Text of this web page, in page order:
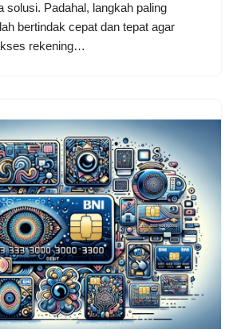
solusi. Padahal, langkah paling
bertindak cepat dan tepat agar
rekening…